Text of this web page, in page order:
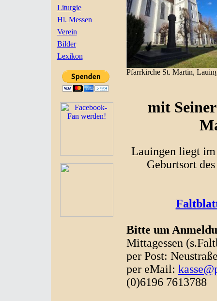
Liturgie
Hl. Messen
Verein
Bilder
Lexikon
Pfarrkirche St. Martin,
mit
Lauingen liegt im
Geburtsort
Bitte um
Mittagessen
per Post:
per eMail:
(0)6196 7613788